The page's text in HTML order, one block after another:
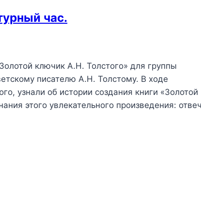
час.
ключик А.Н. Толстого» для группы
писателю А.Н. Толстому. В ходе
узнали об истории создания книги «Золотой
этого увлекательного произведения: